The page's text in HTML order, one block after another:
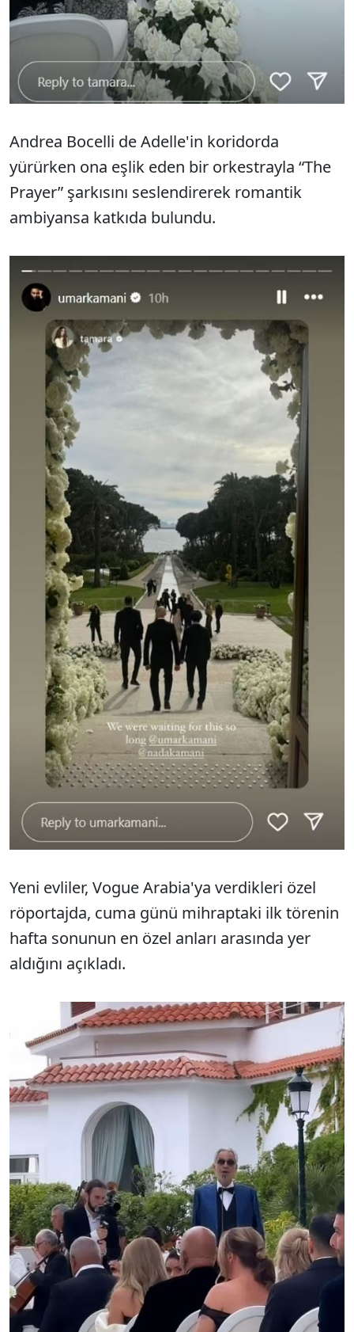
Andrea Bocelli de Adelle'in koridorda
yürürken ona eşlik eden bir orkestrayla “The
Prayer” şarkısını seslendirerek romantik
ambiyansa katkıda bulundu.
Yeni evliler, Vogue Arabia'ya verdikleri özel
röportajda, cuma günü mihraptaki ilk törenin
hafta sonunun en özel anları arasında yer
aldığını açıkladı.